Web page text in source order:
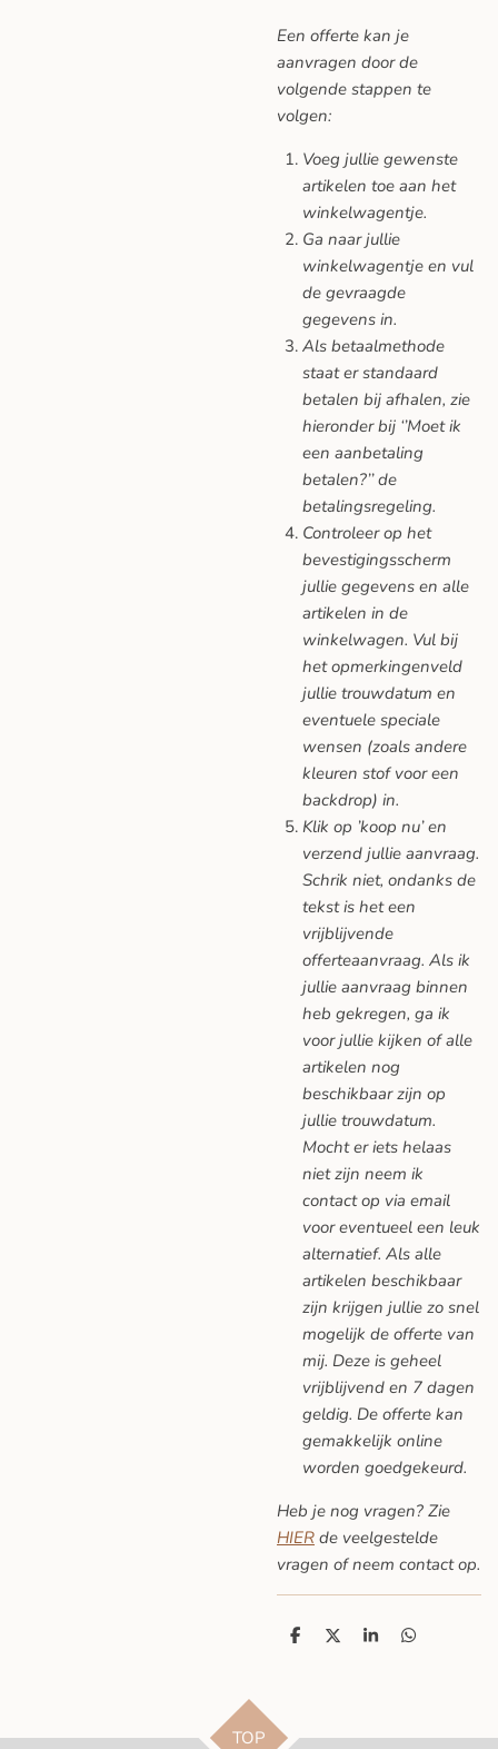
Een offerte kan je
aanvragen door de
volgende stappen te
volgen:
Voeg jullie gewenste
artikelen toe aan het
winkelwagentje.
Ga naar jullie
winkelwagentje en vul
de gevraagde
gegevens in.
Als betaalmethode
staat er standaard
betalen bij afhalen, zie
hieronder bij ‘’Moet ik
een aanbetaling
betalen?’’ de
betalingsregeling.
Controleer op het
bevestigingsscherm
jullie gegevens en alle
artikelen in de
winkelwagen. Vul bij
het opmerkingenveld
jullie trouwdatum en
eventuele speciale
wensen (zoals andere
kleuren stof voor een
backdrop) in.
Klik op ’koop nu’ en
verzend jullie aanvraag.
Schrik niet, ondanks de
tekst is het een
vrijblijvende
offerteaanvraag. Als ik
jullie aanvraag binnen
heb gekregen, ga ik
voor jullie kijken of alle
artikelen nog
beschikbaar zijn op
jullie trouwdatum.
Mocht er iets helaas
niet zijn neem ik
contact op via email
voor eventueel een leuk
alternatief. Als alle
artikelen beschikbaar
zijn krijgen jullie zo snel
mogelijk de offerte van
mij. Deze is geheel
vrijblijvend en 7 dagen
geldig. De offerte kan
gemakkelijk online
worden goedgekeurd.
Heb je nog vragen? Zie
HIER de veelgestelde
vragen of neem contact op.
D
D
S
D
TOP